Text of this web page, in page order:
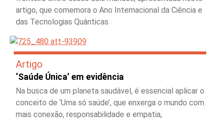
artigo, que comemora o Ano Internacional da Ciência e
das Tecnologias Quânticas
Artigo
‘Saúde Única’ em evidência
Na busca de um planeta saudável, é essencial aplicar o
conceito de ‘Uma só saúde’, que enxerga o mundo com
mais conexão, responsabilidade e empatia,